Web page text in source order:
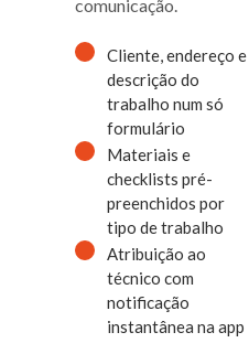
comunicação.
Cliente, endereço e
descrição do
trabalho num só
formulário
Materiais e
checklists pré-
preenchidos por
tipo de trabalho
Atribuição ao
técnico com
notificação
instantânea na app